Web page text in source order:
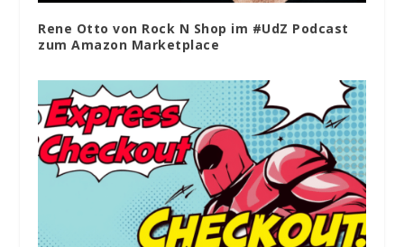
Rene Otto von Rock N Shop im #UdZ Podcast
zum Amazon Marketplace